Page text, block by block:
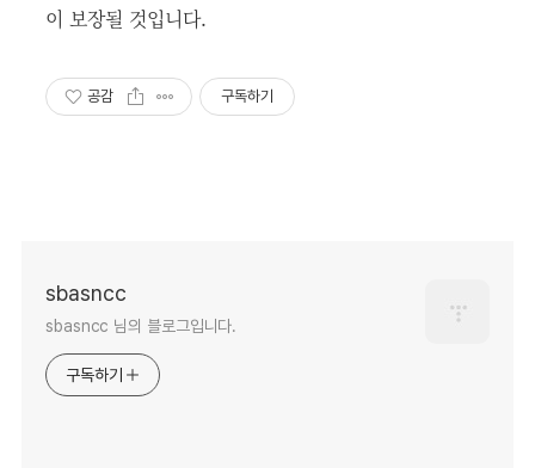
이 보장될 것입니다.
공감 구독하기
sbasncc
sbasncc 님의 블로그입니다.
구독하기